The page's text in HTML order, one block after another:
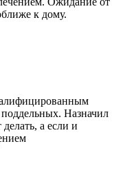
к дому.
Назначил
а если и